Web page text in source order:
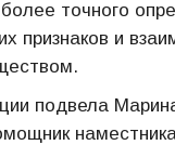
точного
признаков и
подвела